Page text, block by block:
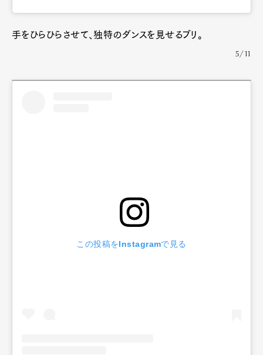
手をひらひらさせて、独特のダンスを見せるブリ。
5/11
この投稿をInstagramで見る